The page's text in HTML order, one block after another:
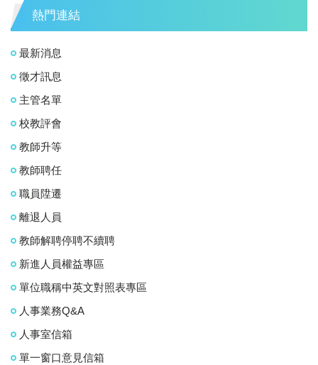
熱門連結
最新消息
徵才訊息
主管名單
校教評會
教師升等
教師聘任
職員陞遷
離退人員
教師解聘停聘不續聘
新進人員權益專區
單位職稱中英文對照表專區
人事業務Q&A
人事室信箱
單一窗口意見信箱